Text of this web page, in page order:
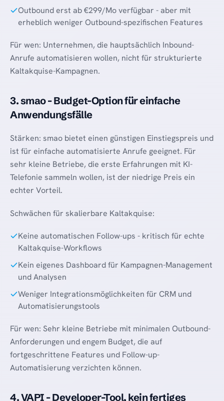
Outbound erst ab €299/Mo verfügbar - aber mit
erheblich weniger Outbound-spezifischen Features
Für wen: Unternehmen, die hauptsächlich Inbound-
Anrufe automatisieren wollen, nicht für strukturierte
Kaltakquise-Kampagnen.
3. smao - Budget-Option für einfache
Anwendungsfälle
Stärken: smao bietet einen günstigen Einstiegspreis und
ist für einfache automatisierte Anrufe geeignet. Für
sehr kleine Betriebe, die erste Erfahrungen mit KI-
Telefonie sammeln wollen, ist der niedrige Preis ein
echter Vorteil.
Schwächen für skalierbare Kaltakquise:
Keine automatischen Follow-ups - kritisch für echte
Kaltakquise-Workflows
Kein eigenes Dashboard für Kampagnen-Management
und Analysen
Weniger Integrationsmöglichkeiten für CRM und
Automatisierungstools
Für wen: Sehr kleine Betriebe mit minimalen Outbound-
Anforderungen und engem Budget, die auf
fortgeschrittene Features und Follow-up-
Automatisierung verzichten können.
4. VAPI - Developer-Tool, kein fertiges